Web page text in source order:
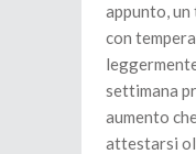
appunto,
con
settimana
aumento
attestarsi